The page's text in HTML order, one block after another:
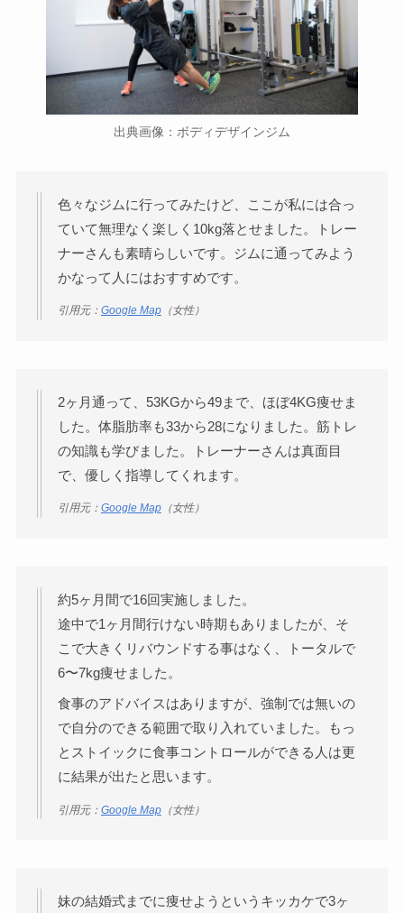
出典画像：ボディデザインジム
色々なジムに行ってみたけど、ここが私には合っ
ていて無理なく楽しく10kg落とせました。トレー
ナーさんも素晴らしいです。ジムに通ってみよう
かなって人にはおすすめです。
引用元： Google Map（女性）
2ヶ月通って、53KGから49まで、ほぼ4KG痩せま
した。体脂肪率も33から28になりました。筋トレ
の知識も学びました。トレーナーさんは真面目
で、優しく指導してくれます。
引用元： Google Map（女性）
約5ヶ月間で16回実施しました。
途中で1ヶ月間行けない時期もありましたが、そ
こで大きくリバウンドする事はなく、トータルで
6〜7kg痩せました。
食事のアドバイスはありますが、強制では無いの
で自分のできる範囲で取り入れていました。もっ
とストイックに食事コントロールができる人は更
に結果が出たと思います。
引用元： Google Map（女性）
妹の結婚式までに痩せようというキッカケで3ヶ